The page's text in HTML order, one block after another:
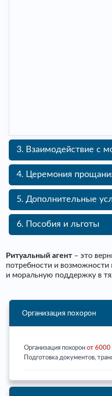
3. Взаимодействие с
4. Церемония
5. Дополнительные
6. Пособия и льготы
Ритуальный агент – это
потребности и возможности
и моральную поддержку в
Организация похорон
Организация похорон от 6000
Подготовка документов,